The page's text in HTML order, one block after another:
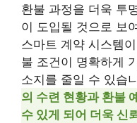
환불 과정을 더욱 투
이 도입될 것으로 보
스마트 계약 시스템
불 조건이 명확하게
소지를 줄일 수 있습
의 수련 현황과 환불
수 있게 되어 더욱 신